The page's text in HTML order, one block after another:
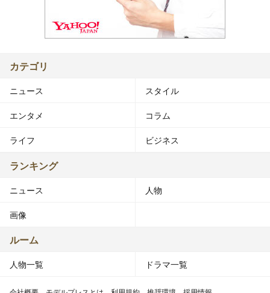
カテゴリ
ニュース スタイル
エンタメ コラム
ライフ ビジネス
ランキング
ニュース 人物
画像
ルーム
人物一覧 ドラマ一覧